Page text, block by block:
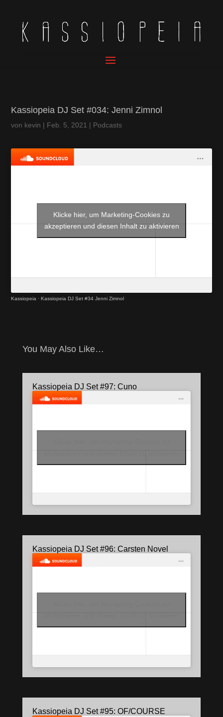
Kassiopeia DJ Set #034: Jenni Zimnol
von kevin | Feb. 5, 2021 | Podcasts
Klicke hier, um Marketing-Cookies zu
akzeptieren und diesen Inhalt zu aktivieren
Kassiopeia ·Kassiopeia DJ Set #34 Jenni Zimnol
You May Also Like…
Kassiopeia DJ Set #97: Cuno
Kassiopeia DJ Set #96: Carsten Novel
Kassiopeia DJ Set #95: OF/COURSE